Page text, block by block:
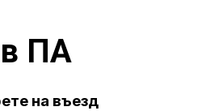
ПА
на въезд